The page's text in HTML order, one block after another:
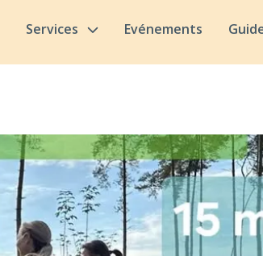
Services Evénements